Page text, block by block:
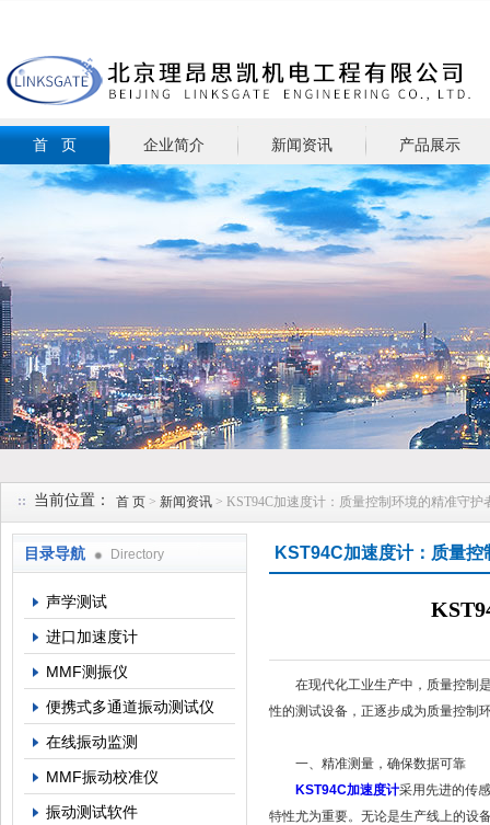
首 页 企业简介 新闻资讯 产品展示
当前位置： 首 页 > 新闻资讯 > KST94C加速度计：质量控制环境的精准守护
目录导航 Directory
声学测试
进口加速度计
MMF测振仪
便携式多通道振动测试仪
在线振动监测
MMF振动校准仪
振动测试软件
KST94C加速度计：质量
在现代化工业生产中，质量控制是
性的测试设备，正逐步成为质量控制
一、精准测量，确保数据可靠
KST94C加速度计采用先进的传
特性尤为重要。无论是生产线上的设